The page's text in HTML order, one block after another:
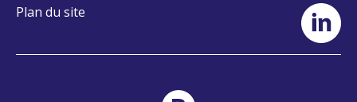
Plan du site